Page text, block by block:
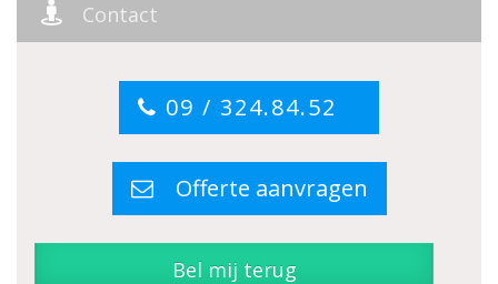
Contact
09 / 324.84.52
Offerte aanvragen
Bel mij terug